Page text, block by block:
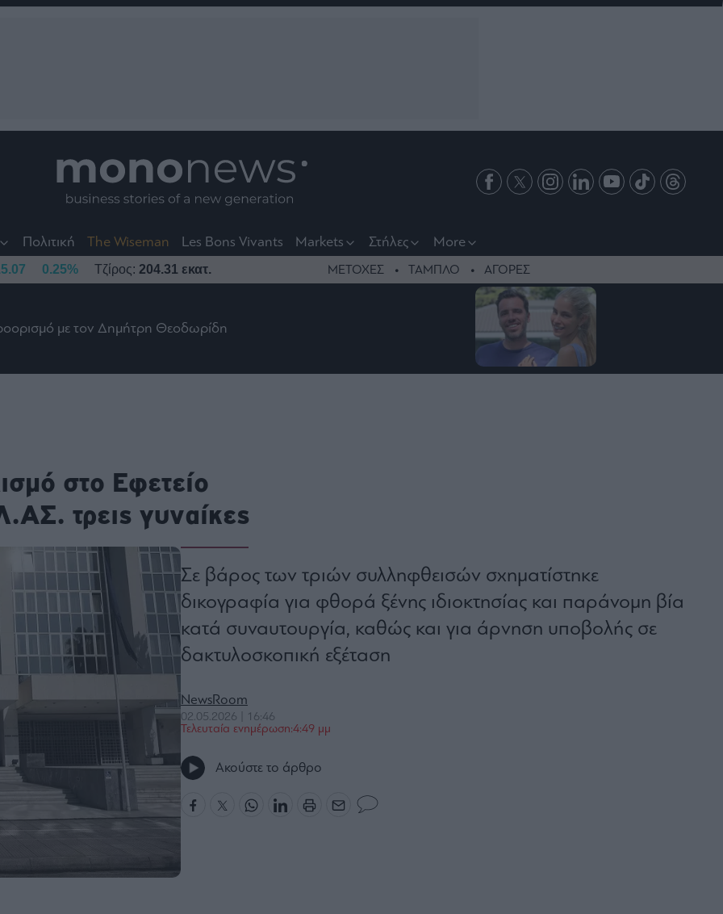
Πολιτική The Wiseman Les Bons Vivants Markets Στήλες More
and
opt
is
0.25% Τζίρος: 204.31 εκατ. ΜΕΤΟΧΕΣ ΤΑΜΠΛΟ ΑΓΟΡΕΣ
με τον Δημήτρη Θεοδωρίδη
στο Εφετείο
τρεις γυναίκες
Σε βάρος των τριών συλληφθεισών σχηματίστηκε
δικογραφία για φθορά ξένης ιδιοκτησίας και παράνομη βία
κατά συναυτουργία, καθώς και για άρνηση υποβολής σε
δακτυλοσκοπική εξέταση
NewsRoom
02.05.2026 | 16:46
Τελευταία ενημέρωση:4:49 μμ
Ακούστε το άρθρο